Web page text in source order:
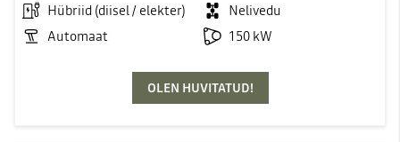
Hübriid (diisel / elekter)
Nelivedu
Automaat
150 kW
OLEN HUVITATUD!